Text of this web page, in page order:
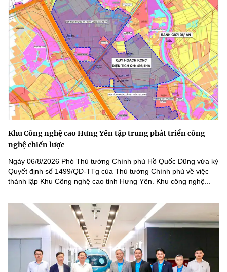
Khu Công nghệ cao Hưng Yên tập trung phát triển công
nghệ chiến lược
Ngày 06/8/2026 Phó Thủ tướng Chính phủ Hồ Quốc Dũng vừa ký
Quyết định số 1499/QĐ-TTg của Thủ tướng Chính phủ về việc
thành lập Khu Công nghệ cao tỉnh Hưng Yên. Khu công nghệ...